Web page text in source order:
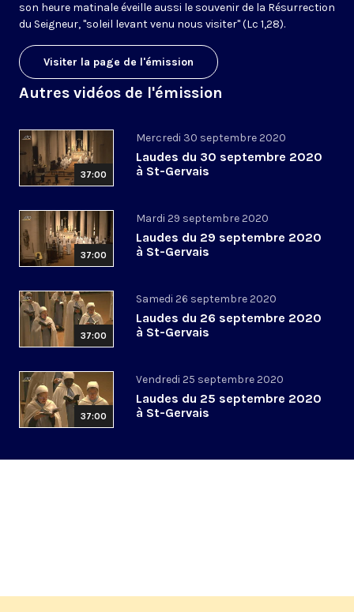
son heure matinale éveille aussi le souvenir de la Résurrection
du Seigneur, "soleil levant venu nous visiter" (Lc 1,28).
Visiter la page de l'émission
Autres vidéos de l'émission
37:00
Mercredi 30 septembre 2020
Laudes du 30 septembre 2020
à St-Gervais
37:00
Mardi 29 septembre 2020
Laudes du 29 septembre 2020
à St-Gervais
37:00
Samedi 26 septembre 2020
Laudes du 26 septembre 2020
à St-Gervais
37:00
Vendredi 25 septembre 2020
Laudes du 25 septembre 2020
à St-Gervais